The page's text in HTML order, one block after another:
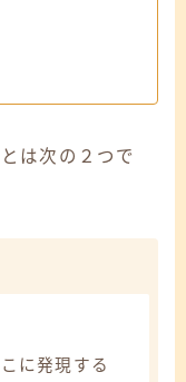
は次の２つで
に発現する